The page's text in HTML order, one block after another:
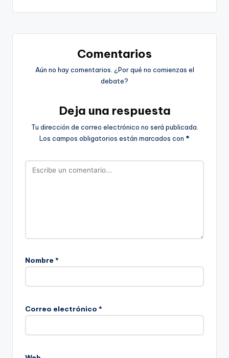
Comentarios
Aún no hay comentarios. ¿Por qué no comienzas el
debate?
Deja una respuesta
Tu dirección de correo electrónico no será publicada.
Los campos obligatorios están marcados con *
Nombre *
Correo electrónico *